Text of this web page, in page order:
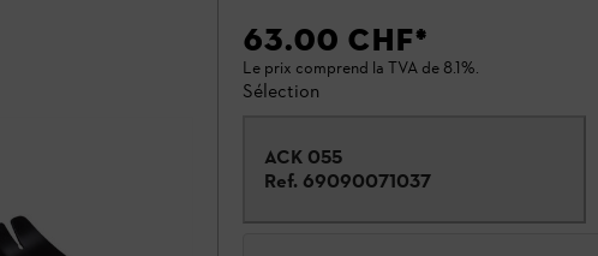
63.00 CHF*
Le prix comprend la TVA de 8.1%.
Sélection
ACK 055
Ref. 69090071037